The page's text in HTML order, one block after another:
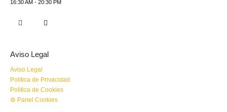
16:30 AM - 20:30 PM
Aviso Legal
Aviso Legal
Politica de Privacidad
Politica de Cookies
⚙ Panel Cookies